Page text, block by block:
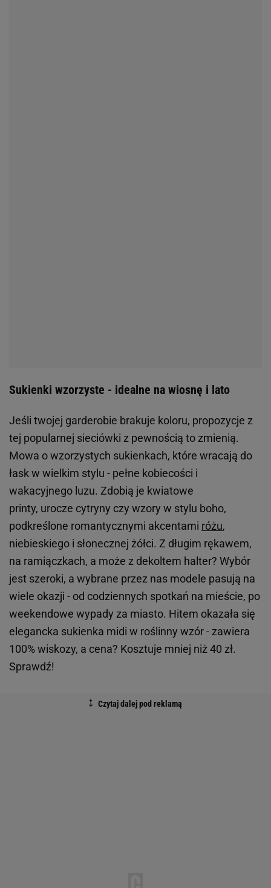
Sukienki wzorzyste - idealne na wiosnę i lato
Jeśli twojej garderobie brakuje koloru, propozycje z
tej popularnej sieciówki z pewnością to zmienią.
Mowa o wzorzystych sukienkach, które wracają do
łask w wielkim stylu - pełne kobiecości i
wakacyjnego luzu. Zdobią je kwiatowe
printy, urocze cytryny czy wzory w stylu boho,
podkreślone romantycznymi akcentami różu,
niebieskiego i słonecznej żółci. Z długim rękawem,
na ramiączkach, a może z dekoltem halter? Wybór
jest szeroki, a wybrane przez nas modele pasują na
wiele okazji - od codziennych spotkań na mieście, po
weekendowe wypady za miasto. Hitem okazała się
elegancka sukienka midi w roślinny wzór - zawiera
100% wiskozy, a cena? Kosztuje mniej niż 40 zł.
Sprawdź!